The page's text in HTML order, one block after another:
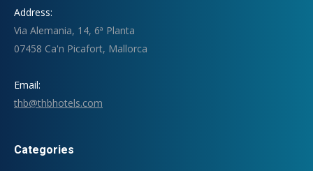
Address:
Via Alemania, 14, 6ª Planta
07458 Ca'n Picafort, Mallorca
Email:
thb@thbhotels.com
Categories